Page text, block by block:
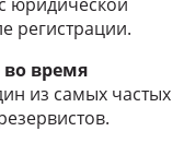
регистрации.
время
из самых частых